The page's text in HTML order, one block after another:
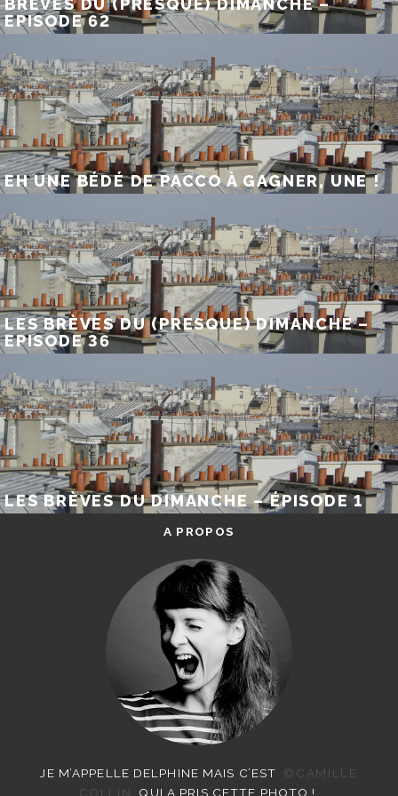
BRÈVES DU (PRESQUE) DIMANCHE –
EPISODE 62
EH UNE BÉDÉ DE PACCO À GAGNER, UNE !
LES BRÈVES DU (PRESQUE) DIMANCHE –
EPISODE 36
LES BRÈVES DU DIMANCHE – ÉPISODE 1
A PROPOS
JE M’APPELLE DELPHINE MAIS C’EST
©CAMILLE
COLLIN
QUI A PRIS CETTE PHOTO !